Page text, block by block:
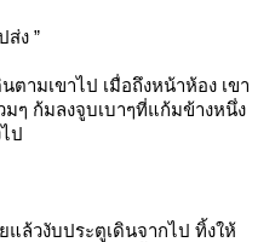
ส่ง ”
ามเขาไป เมื่อถึงหน้าห้อง เขา
มๆ ก้มลงจูบเบาๆที่แก้มข้างหนึ่ง
ป
แล้วงับประตูเดินจากไป ทิ้งให้